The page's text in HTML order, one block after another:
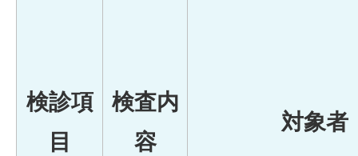
検診項
目
検査内
容
対象者